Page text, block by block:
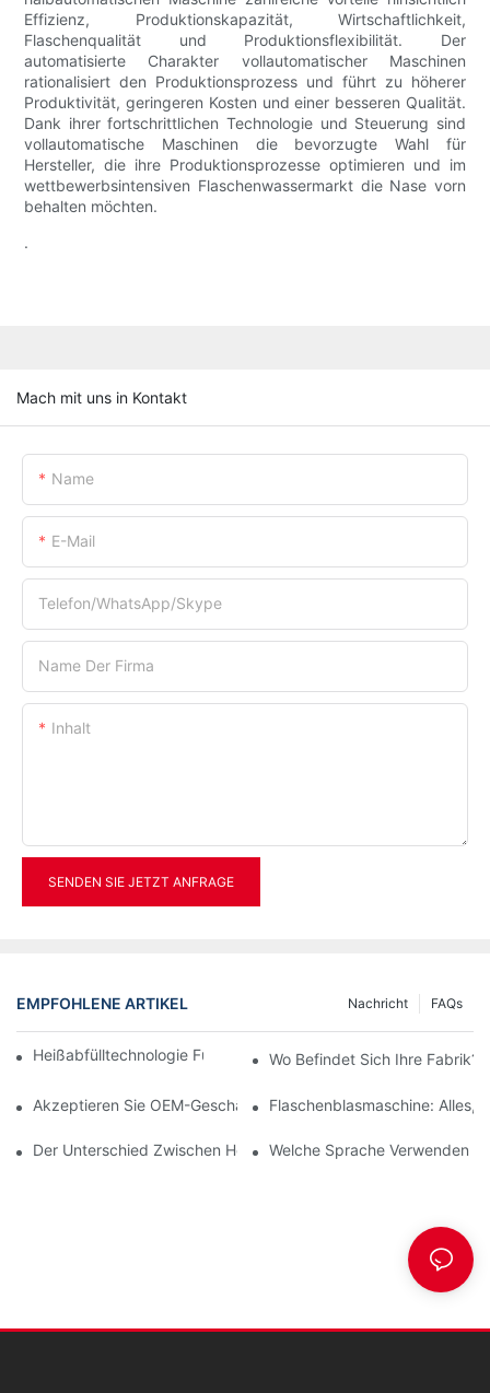
Effizienz, Produktionskapazität, Wirtschaftlichkeit,
Flaschenqualität und Produktionsflexibilität. Der
automatisierte Charakter vollautomatischer Maschinen
rationalisiert den Produktionsprozess und führt zu höherer
Produktivität, geringeren Kosten und einer besseren Qualität.
Dank ihrer fortschrittlichen Technologie und Steuerung sind
vollautomatische Maschinen die bevorzugte Wahl für
Hersteller, die ihre Produktionsprozesse optimieren und im
wettbewerbsintensiven Flaschenwassermarkt die Nase vorn
behalten möchten.
.
Mach mit uns in Kontakt
Name
E-Mail
Telefon/WhatsApp/Skype
Name Der Firma
Inhalt
SENDEN SIE JETZT ANFRAGE
EMPFOHLENE ARTIKEL FAQs
Nachricht
Heißabfülltechnologie Für PET-Flaschen (Teil Eins)
Wo Befindet Sich Ihre Fabrik?
Akzeptieren Sie OEM-Geschäfte?Flaschenblasmaschine: Alles,
Der Unterschied Zwischen Heißabfüllung Und Kaltabfüllung
Welche Sprache Verwenden